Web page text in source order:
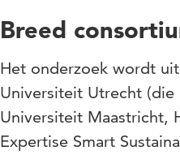
Breed
Het onderzoek wordt
Universiteit Utrecht
Universiteit Maastricht,
Expertise Smart